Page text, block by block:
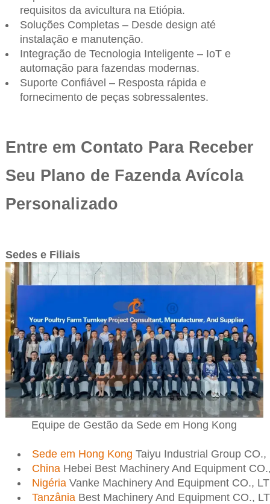
requisitos da avicultura na Etiópia.
Soluções Completas – Desde design até
instalação e manutenção.
Integração de Tecnologia Inteligente – IoT e
automação para fazendas modernas.
Suporte Confiável – Resposta rápida e
fornecimento de peças sobressalentes.
Entre em Contato Para Receber
Seu Plano de Fazenda Avícola
Personalizado
Sedes e Filiais
Equipe de Gestão da Sede em Hong Kong
Sede em Hong Kong Taiyu Industrial Group CO.,
ChinaHebei Best Machinery And Equipment
NigériaVanke Machinery And Equipment CO.,
Tanzânia Best Machinery And Equipment CO.,